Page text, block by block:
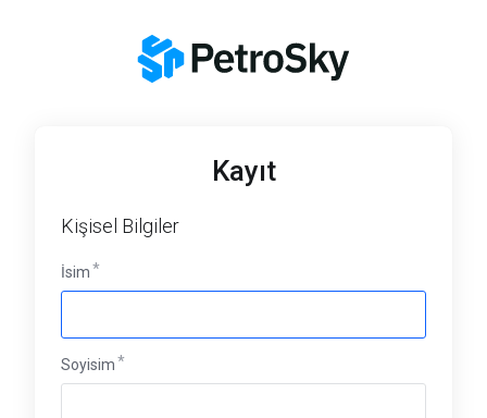
Kayıt
Kişisel Bilgiler
İsim
Soyisim